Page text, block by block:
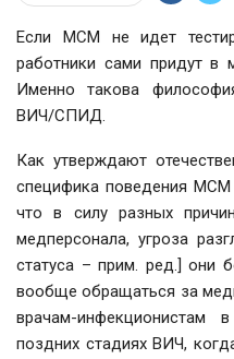
Если МСМ не идет
работники сами придут в
Именно такова
ВИЧ/СПИД.
Как утверждают
специфика поведения МСМ
что в силу разных
медперсонала, угроза
статуса – прим. ред.] они
вообще обращаться за
врачам-
поздних стадиях ВИЧ,